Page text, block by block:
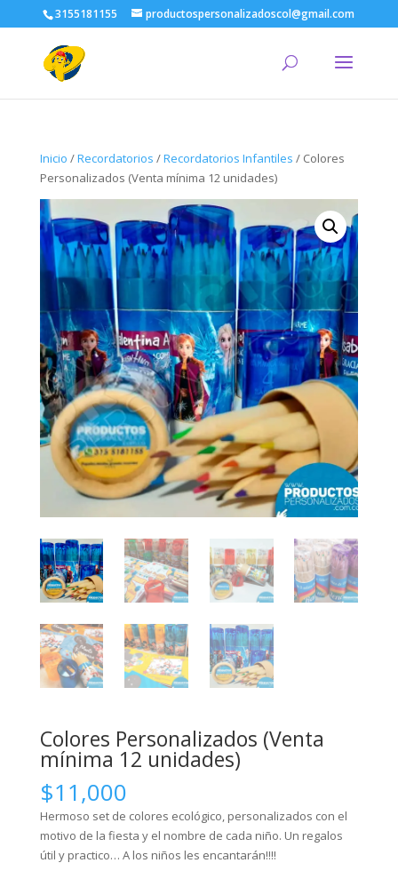
3155181155 productospersonalizadoscol@gmail.com
Inicio /Recordatorios /Recordatorios Infantiles / Colores
Personalizados (Venta mínima 12 unidades)
Colores Personalizados (Venta
mínima 12 unidades)
$11,000
Hermoso set de colores ecológico, personalizados con el
motivo de la fiesta y el nombre de cada niño. Un regalos
útil y practico… A los niños les encantarán!!!!